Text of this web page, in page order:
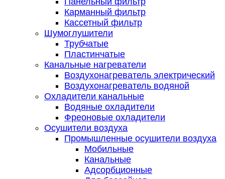
Карманный фильтр
Кассетный фильтр
Шумоглушители
Трубчатые
Пластинчатые
Канальные нагреватели
Воздухонагреватель электрический
Воздухонагреватель водяной
Охладители канальные
Водяные охладители
Фреоновые охладители
Осушители воздуха
Промышленные осушители воздуха
Мобильные
Канальные
Адсорбционные